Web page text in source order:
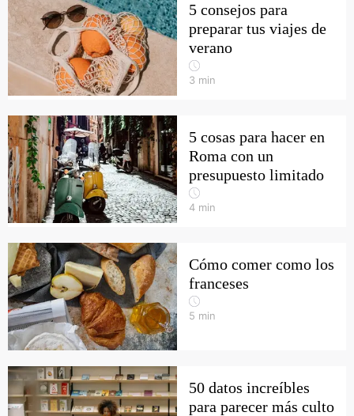
5 consejos para
preparar tus viajes de
verano
3 min
5 cosas para hacer en
Roma con un
presupuesto limitado
4 min
Cómo comer como los
franceses
5 min
50 datos increíbles
para parecer más culto